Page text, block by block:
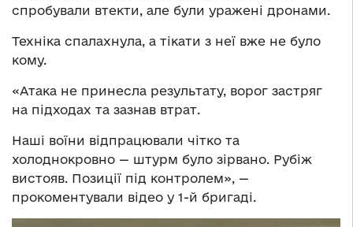
спробували втекти, але були уражені дронами.
Техніка спалахнула, а тікати з неї вже не було
кому.
«Атака не принесла результату, ворог застряг
на підходах та зазнав втрат.
Наші воїни відпрацювали чітко та
холоднокровно — штурм було зірвано. Рубіж
вистояв. Позиції під контролем», —
прокоментували відео у 1-й бригаді.